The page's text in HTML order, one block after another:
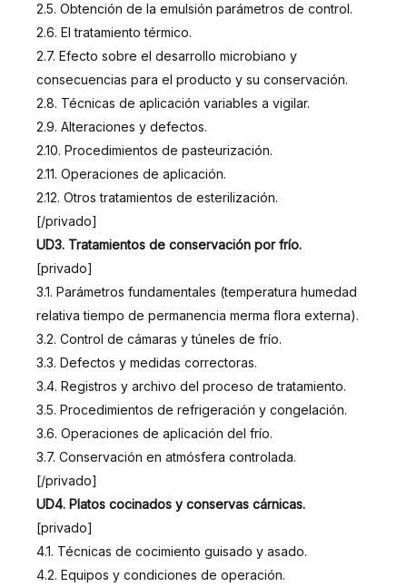
2.5. Obtención de la emulsión parámetros de control.
2.6. El tratamiento térmico.
2.7. Efecto sobre el desarrollo microbiano y
consecuencias para el producto y su conservación.
2.8. Técnicas de aplicación variables a vigilar.
2.9. Alteraciones y defectos.
2.10. Procedimientos de pasteurización.
2.11. Operaciones de aplicación.
2.12. Otros tratamientos de esterilización.
[/privado]
UD3. Tratamientos de conservación por frío.
[privado]
3.1. Parámetros fundamentales (temperatura humedad
relativa tiempo de permanencia merma flora externa).
3.2. Control de cámaras y túneles de frío.
3.3. Defectos y medidas correctoras.
3.4. Registros y archivo del proceso de tratamiento.
3.5. Procedimientos de refrigeración y congelación.
3.6. Operaciones de aplicación del frío.
3.7. Conservación en atmósfera controlada.
[/privado]
UD4. Platos cocinados y conservas cárnicas.
[privado]
4.1. Técnicas de cocimiento guisado y asado.
4.2. Equipos y condiciones de operación.